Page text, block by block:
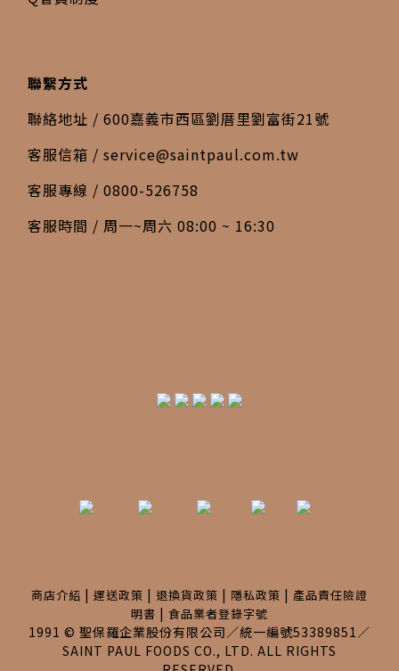
聯繫方式
聯絡地址 / 600嘉義市西區劉厝里劉富街21號
客服信箱 / service@saintpaul.com.tw
客服專線 / 0800-526758
客服時間 / 周一~周六 08:00 ~ 16:30
商店介紹 | 運送政策 | 退換貨政策 | 隱私政策 | 產品責任險證
明書 | 食品業者登錄字號
1991 © 聖保羅企業股份有限公司／統一編號53389851／
SAINT PAUL FOODS CO., LTD. ALL RIGHTS